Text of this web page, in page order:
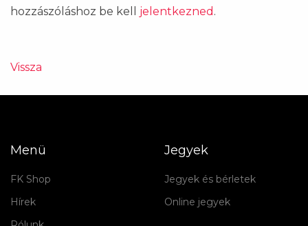
hozzászóláshoz be kell jelentkezned .
Vissza
Menü
FK Shop
Hírek
Jegyek
Jegyek és bérletek
Online jegyek